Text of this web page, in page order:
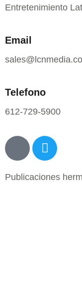
Entretenimiento
Email
Telefono
612-729-5900
Publicaciones